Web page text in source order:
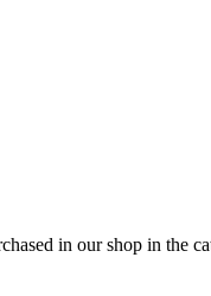
in our shop in the